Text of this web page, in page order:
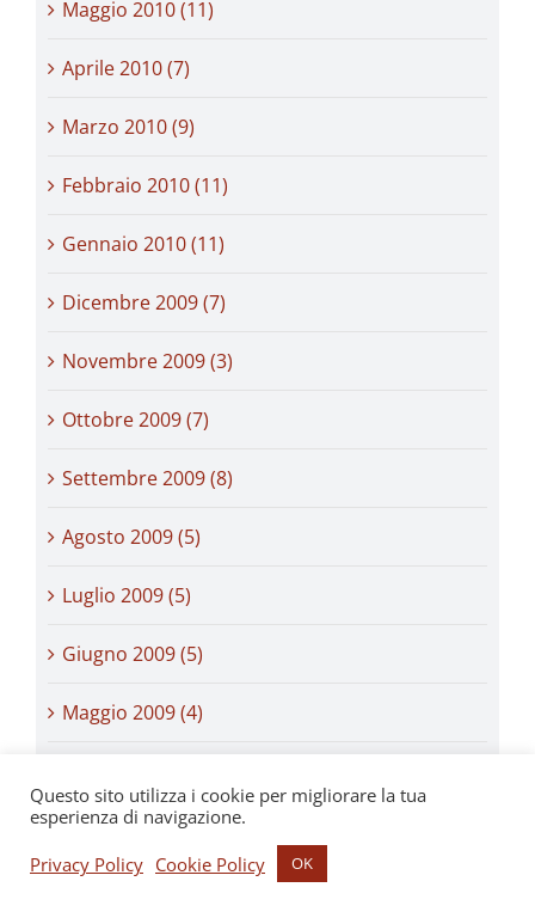
Maggio 2010 (11)
Aprile 2010 (7)
Marzo 2010 (9)
Febbraio 2010 (11)
Gennaio 2010 (11)
Dicembre 2009 (7)
Novembre 2009 (3)
Ottobre 2009 (7)
Settembre 2009 (8)
Agosto 2009 (5)
Luglio 2009 (5)
Giugno 2009 (5)
Maggio 2009 (4)
Marzo 2009 (5)
Questo sito utilizza i cookie per migliorare la tua
esperienza di navigazione.
Privacy Policy Cookie Policy OK